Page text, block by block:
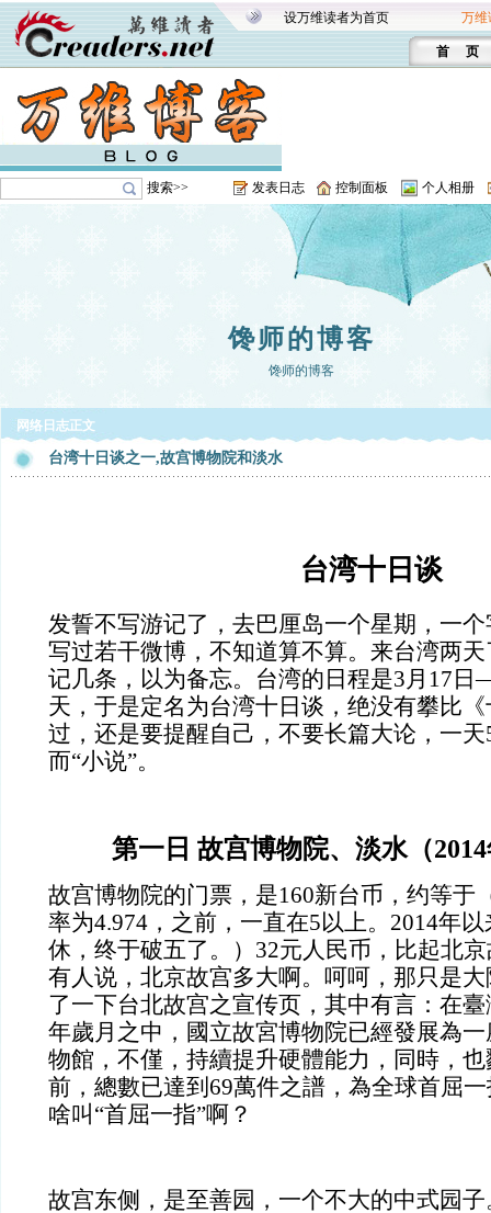
设万维读者为首页 万维
首 页
搜索>> 发表日志 控制面板 个人相册
馋师的博客
馋师的博客
网络日志正文
台湾十日谈之一,故宫博物院和淡水
台湾十日谈
发誓不写游记了，去巴厘岛一个星期，一
写过若干微博，不知道算不算。来台湾两
记几条，以为备忘。台湾的日程是3月17日
天，于是定名为台湾十日谈，绝没有攀比
过，还是要提醒自己，不要长篇大论，一
而“小说”。
第一日 故宫博物院、淡水（2014
故宫博物院的门票，是160新台币，约等于
率为4.974 ，之前，一直在5以上。 2014年以
休，终于破五了。）32元人民币，比起北
有人说，北京故宫多大啊。呵呵，那只是
了一下台北故宫之宣传页，其中有言：在
年歲月之中，國立故宮博物院已經發展為
物館，不僅，持續提升硬體能力，同時，
前，總數已達到69萬件之譜，為全球首屈
啥叫“首屈一指”啊？
故宫东侧，是至善园，一个不大的中式园